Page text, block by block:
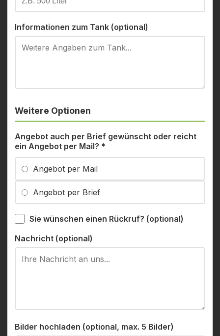
Informationen zum Tank (optional)
Weitere Optionen
Angebot auch per Brief gewünscht oder reicht
ein Angebot per Mail? *
Angebot per Mail
Angebot per Brief
Sie wünschen einen Rückruf? (optional)
Nachricht (optional)
Bilder hochladen (optional, max. 5 Bilder)